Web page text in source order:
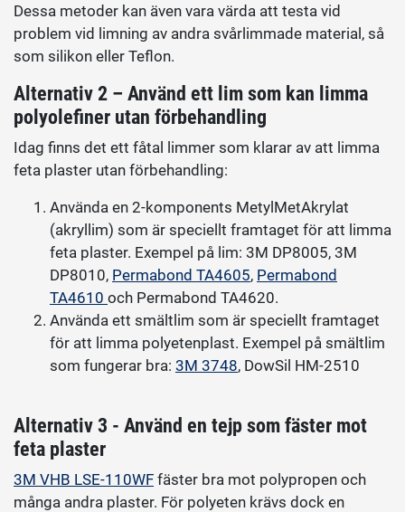
Dessa metoder kan även vara värda att testa vid
problem vid limning av andra svårlimmade material, så
som silikon eller Teflon.
Alternativ 2 – Använd ett lim som kan limma
polyolefiner utan förbehandling
Idag finns det ett fåtal limmer som klarar av att limma
feta plaster utan förbehandling:
Använda en 2-komponents MetylMetAkrylat
(akryllim) som är speciellt framtaget för att limma
feta plaster. Exempel på lim: 3M DP8005, 3M
DP8010, Permabond TA4605, Permabond
TA4610 och Permabond TA4620.
Använda ett smältlim som är speciellt framtaget
för att limma polyetenplast. Exempel på smältlim
som fungerar bra: 3M 3748, DowSil HM-2510
Alternativ 3 - Använd en tejp som fäster mot
feta plaster
3M VHB LSE-110WF fäster bra mot polypropen och
många andra plaster. För polyeten krävs dock en